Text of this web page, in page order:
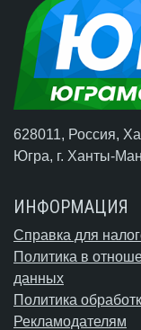
628011, Россия,
Югра, г. Ханты-
ИНФОРМАЦИЯ
Справка для
Политика в
данных
Политика
Рекламодателям